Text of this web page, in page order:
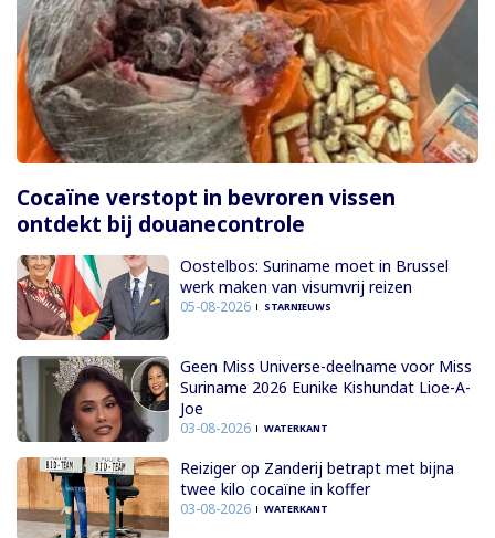
Cocaïne verstopt in bevroren vissen
ontdekt bij douanecontrole
Oostelbos: Suriname moet in Brussel
werk maken van visumvrij reizen
05-08-2026 STARNIEUWS
Geen Miss Universe-deelname voor Miss
Suriname 2026 Eunike Kishundat Lioe-A-
Joe
03-08-2026 WATERKANT
Reiziger op Zanderij betrapt met bijna
twee kilo cocaïne in koffer
03-08-2026 WATERKANT